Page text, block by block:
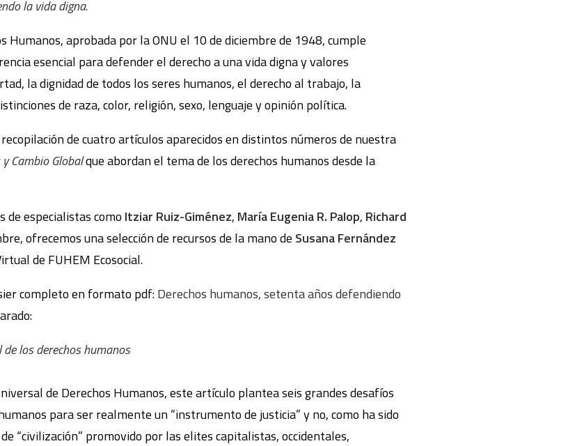
la vida digna.
Humanos, aprobada por la ONU el 10 de diciembre de 1948, cumple
esencial para defender el derecho a una vida digna y valores
la dignidad de todos los seres humanos, el derecho al trabajo, la
de raza, color, religión, sexo, lenguaje y opinión política.
de cuatro artículos aparecidos en distintos números de nuestra
Cambio Globalque abordan el tema de los derechos humanos desde la
de especialistas como Itziar Ruiz-Giménez, María Eugenia R. Palop, Richard
ofrecemos una selección de recursos de la mano de Susana Fernández
de FUHEM Ecosocial.
completo en formato pdf:Derechos humanos, setenta años defendiendo
los derechos humanos
de Derechos Humanos, este artículo plantea seis grandes desafíos
para ser realmente un “instrumento de justicia” y no, como ha sido
“civilización” promovido por las elites capitalistas, occidentales,